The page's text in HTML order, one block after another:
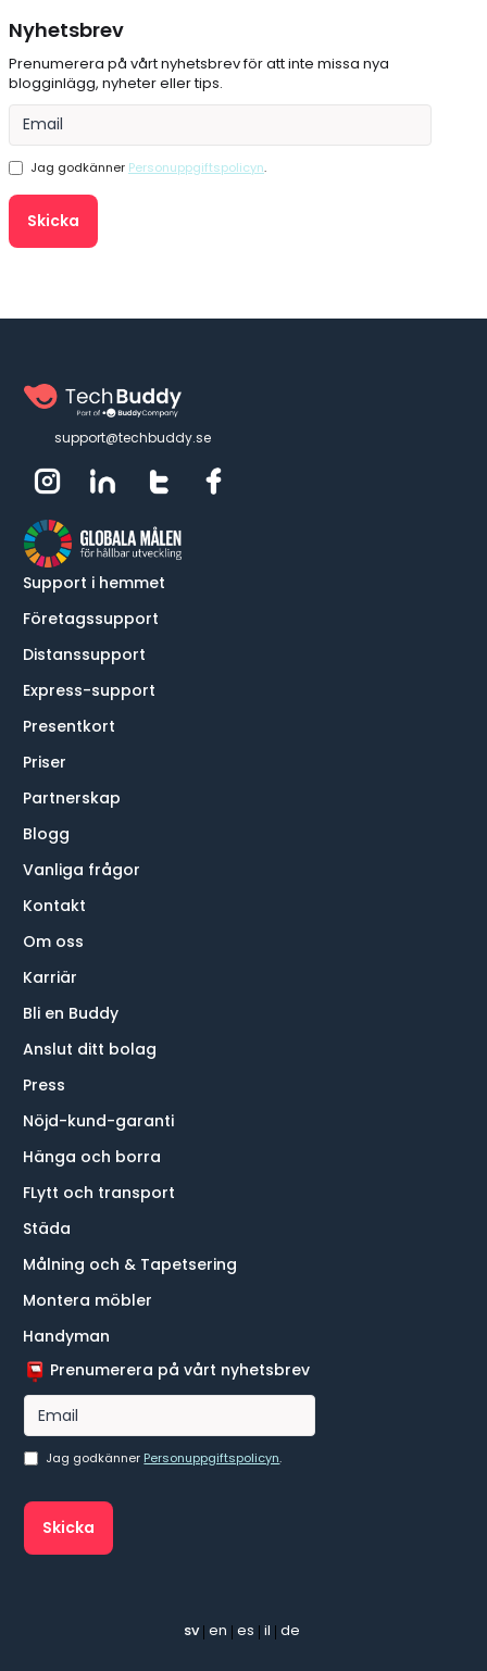
Nyhetsbrev
Prenumerera på vårt nyhetsbrev för att inte missa nya
blogginlägg, nyheter eller tips.
Jag godkänner Personuppgiftspolicyn.
support@techbuddy.se
Support i hemmet
Företagssupport
Distanssupport
Express-support
Presentkort
Priser
Partnerskap
Blogg
Vanliga frågor
Kontakt
Om oss
Karriär
Bli en Buddy
Anslut ditt bolag
Press
Nöjd-kund-garanti
Hänga och borra
FLytt och transport
Städa
Målning och & Tapetsering
Montera möbler
Handyman
Prenumerera på vårt nyhetsbrev
Jag godkänner Personuppgiftspolicyn.
sv | en | es | il | de